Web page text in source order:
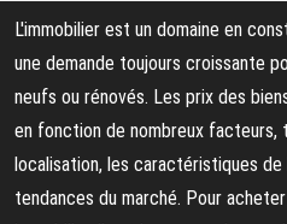
L'immobilier est un domaine en
une demande toujours croissante
neufs ou rénovés. Les prix des
en fonction de nombreux facteurs,
localisation, les caractéristiques
tendances du marché. Pour